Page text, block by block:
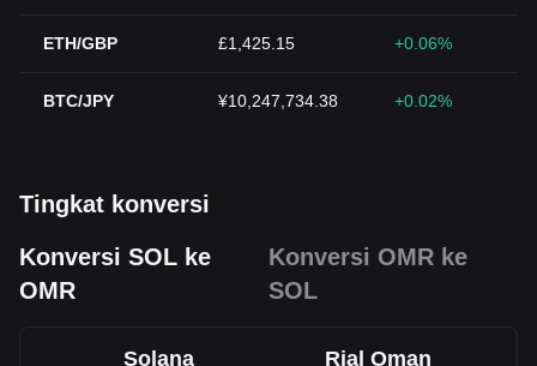
ETH/GBP £1,425.15 +0.06%
BTC/JPY ¥10,247,734.38 +0.02%
Tingkat konversi
Konversi SOL ke
OMR
Konversi OMR ke
SOL
Solana Rial Oman